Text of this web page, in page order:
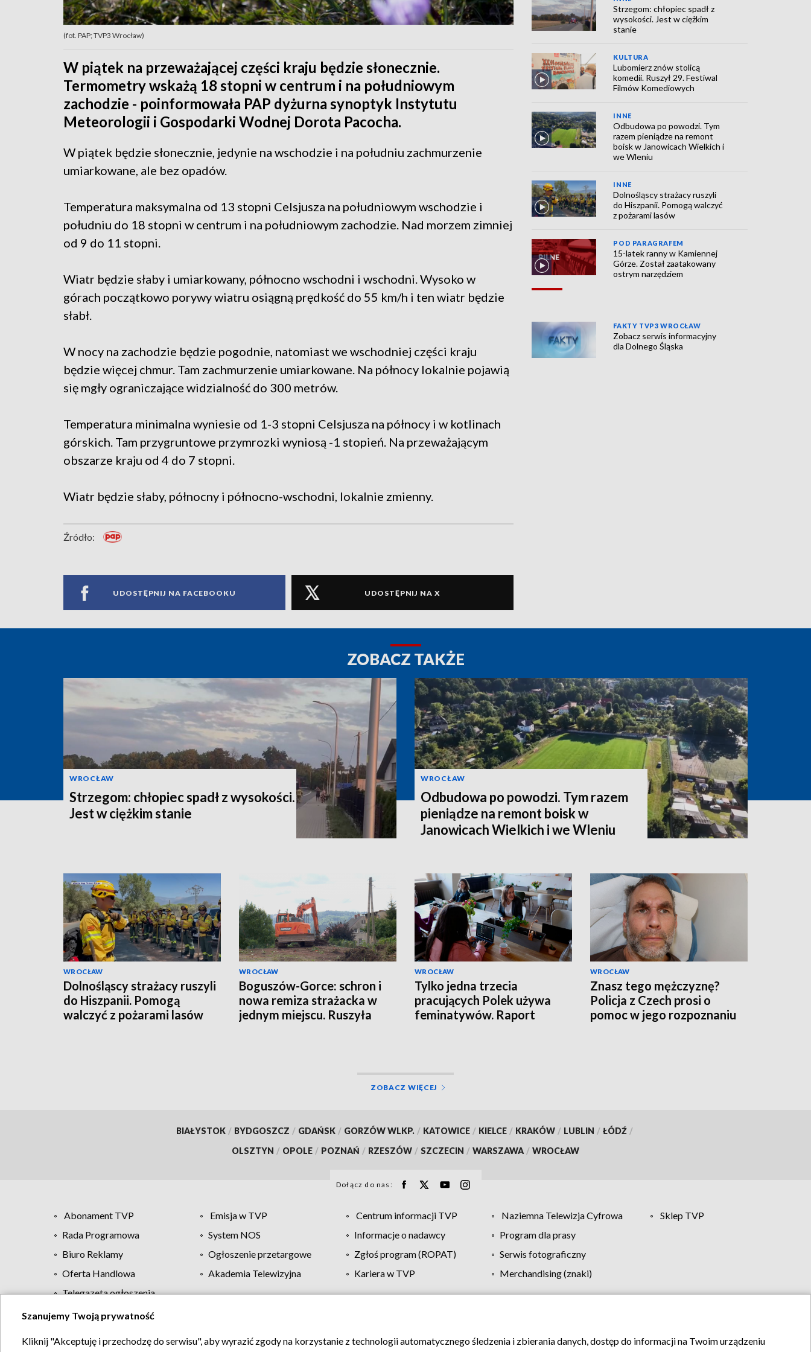
(fot. PAP; TVP3 Wrocław)
W piątek na przeważającej części kraju będzie słonecznie.
Termometry wskażą 18 stopni w centrum i na południowym
zachodzie - poinformowała PAP dyżurna synoptyk Instytutu
Meteorologii i Gospodarki Wodnej Dorota Pacocha.
W piątek będzie słonecznie, jedynie na wschodzie i na południu zachmurzenie
umiarkowane, ale bez opadów.
Temperatura maksymalna od 13 stopni Celsjusza na południowym wschodzie i
południu do 18 stopni w centrum i na południowym zachodzie. Nad morzem zimniej
od 9 do 11 stopni.
Wiatr będzie słaby i umiarkowany, północno wschodni i wschodni. Wysoko w
górach początkowo porywy wiatru osiągną prędkość do 55 km/h i ten wiatr będzie
słabł.
W nocy na zachodzie będzie pogodnie, natomiast we wschodniej części kraju
będzie więcej chmur. Tam zachmurzenie umiarkowane. Na północy lokalnie pojawią
się mgły ograniczające widzialność do 300 metrów.
Temperatura minimalna wyniesie od 1-3 stopni Celsjusza na północy i w kotlinach
górskich. Tam przygruntowe przymrozki wyniosą -1 stopień. Na przeważającym
obszarze kraju od 4 do 7 stopni.
Wiatr będzie słaby, północny i północno-wschodni, lokalnie zmienny.
Źródło:
UDOSTĘPNIJ NA FACEBOOKU UDOSTĘPNIJ NA X
Strzegom: chłopiec spadł z
wysokości. Jest w ciężkim
stanie
KULTURA
Lubomierz znów stolicą
komedii. Ruszył 29. Festiwal
Filmów Komediowych
INNE
Odbudowa po powodzi. Tym
razem pieniądze na remont
boisk w Janowicach Wielkich i
we Wleniu
INNE
Dolnośląscy strażacy ruszyli
do Hiszpanii. Pomogą walczyć
z pożarami lasów
POD PARAGRAFEM
15-latek ranny w Kamiennej
Górze. Został zaatakowany
ostrym narzędziem
FAKTY TVP3 WROCŁAW
Zobacz serwis informacyjny
dla Dolnego Śląska
ZOBACZ TAKŻE
WROCŁAW
Strzegom: chłopiec spadł z wysokości.
Jest w ciężkim stanie
WROCŁAW
Odbudowa po powodzi. Tym razem
pieniądze na remont boisk w
Janowicach Wielkich i we Wleniu
WROCŁAW
Dolnośląscy strażacy ruszyli
do Hiszpanii. Pomogą
walczyć z pożarami lasów
WROCŁAW
Boguszów-Gorce: schron i
nowa remiza strażacka w
jednym miejscu. Ruszyła
WROCŁAW
Tylko jedna trzecia
pracujących Polek używa
feminatywów. Raport
WROCŁAW
Znasz tego mężczyznę?
Policja z Czech prosi o
pomoc w jego rozpoznaniu
ZOBACZ WIĘCEJ
BIAŁYSTOK / BYDGOSZCZ / GDAŃSK / GORZÓW WLKP. / KATOWICE / KIELCE / KRAKÓW / LUBLIN / ŁÓDŹ /
OLSZTYN / OPOLE / POZNAŃ / RZESZÓW / SZCZECIN / WARSZAWA / WROCŁAW
Dołącz do nas:
Abonament TVP Emisja w TVP Centrum informacji TVP Naziemna Telewizja Cyfrowa
Sklep TVP
Rada Programowa
System NOS Informacje o nadawcy
Program dla prasy
Biuro Reklamy
Ogłoszenie przetargowe Zgłoś program (ROPAT)
Serwis fotograficzny
Oferta Handlowa
Akademia Telewizyjna Kariera w TVP
Merchandising (znaki)
Telegazeta ogłoszenia
Regulamin TVP Polityka prywatności Moje zgody Pomoc Biuro reklamy Kontakt
Szanujemy Twoją prywatność
Kliknij "Akceptuję i przechodzę do serwisu", aby wyrazić zgody na korzystanie z technologii automatycznego śledzenia i zbierania danych, dostęp do informacji na Twoim urządzeniu